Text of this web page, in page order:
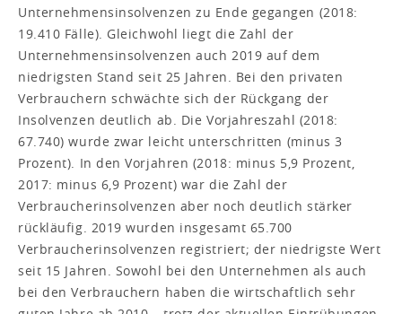
Unternehmensinsolvenzen zu Ende gegangen (2018:
19.410 Fälle). Gleichwohl liegt die Zahl der
Unternehmensinsolvenzen auch 2019 auf dem
niedrigsten Stand seit 25 Jahren. Bei den privaten
Verbrauchern schwächte sich der Rückgang der
Insolvenzen deutlich ab. Die Vorjahreszahl (2018:
67.740) wurde zwar leicht unterschritten (minus 3
Prozent). In den Vorjahren (2018: minus 5,9 Prozent,
2017: minus 6,9 Prozent) war die Zahl der
Verbraucherinsolvenzen aber noch deutlich stärker
rückläufig. 2019 wurden insgesamt 65.700
Verbraucherinsolvenzen registriert; der niedrigste Wert
seit 15 Jahren. Sowohl bei den Unternehmen als auch
bei den Verbrauchern haben die wirtschaftlich sehr